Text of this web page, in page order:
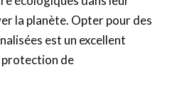
la planète. Opter pour des
est un excellent
protection de